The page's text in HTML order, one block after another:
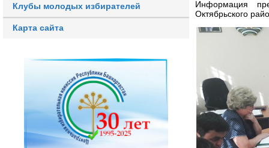
Клубы молодых избирателей
Карта сайта
Информация
Октябрьского